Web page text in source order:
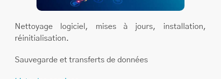
Nettoyage logiciel, mises à jours, installation,
réinitialisation.
Sauvegarde et transferts de données